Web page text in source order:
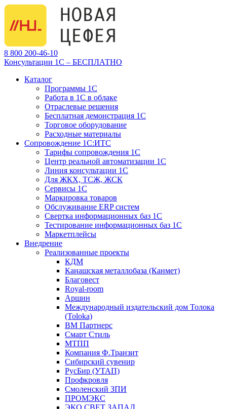
8 800 200-46-10
Консультации 1С – БЕСПЛАТНО
Каталог
Программы 1С
Работа в 1С в облаке
Отраслевые решения
Бесплатная демонстрация 1С
Торговое оборудование
Расходные материалы
Сопровождение 1С:ИТС
Тарифы сопровождения 1С
Центр реальной автоматизации 1С
Линия консультации 1С
Для ЖКХ, ТСЖ, ЖСК
Сервисы 1С
Маркировка товаров
Обслуживание ERP систем
Свертка информационных баз 1С
Тестирование информационных баз 1С
Маркетплейсы
Внедрение
Реализованные проекты
КДМ
Канашская металлобаза (Канмет)
Благовест
Royal-room
Аршин
Международный издательский дом Толока
(Toloka)
ВМ Партнерс
Смарт Стиль
МТПП
Компания Ф.Транзит
Сибирский сувенир
РусБир (УТАП)
Профкровля
Смоленский ЗПИ
ПРОМЭКС
ЭКО СВЕТ ЗАПАД